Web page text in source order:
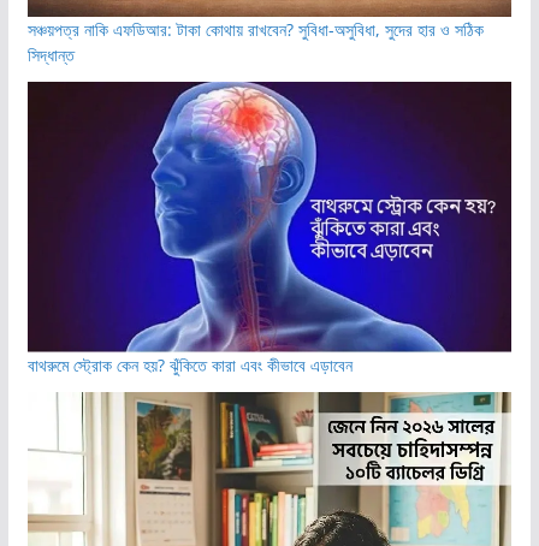
সঞ্চয়পত্র নাকি এফডিআর: টাকা কোথায় রাখবেন? সুবিধা-অসুবিধা, সুদের হার ও সঠিক
সিদ্ধান্ত
বাথরুমে স্ট্রোক কেন হয়? ঝুঁকিতে কারা এবং কীভাবে এড়াবেন